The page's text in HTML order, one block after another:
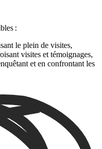
:
le plein de visites,
visites et témoignages,
et en confrontant les